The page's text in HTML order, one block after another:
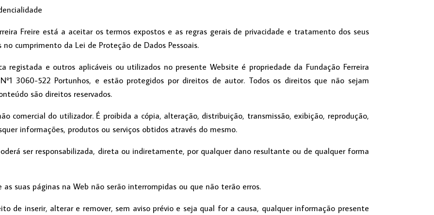
Freire está a aceitar os termos expostos e as regras gerais de privacidade e tratamento dos seus
cumprimento da Lei de Proteção de Dados Pessoais.
registada e outros aplicáveis ou utilizados no presente Website é propriedade da Fundação Ferreira
3060-522 Portunhos, e estão protegidos por direitos de autor. Todos os direitos que não sejam
são direitos reservados.
comercial do utilizador. É proibida a cópia, alteração, distribuição, transmissão, exibição, reprodução,
informações, produtos ou serviços obtidos através do mesmo.
ser responsabilizada, direta ou indiretamente, por qualquer dano resultante ou de qualquer forma
suas páginas na Web não serão interrompidas ou que não terão erros.
de inserir, alterar e remover, sem aviso prévio e seja qual for a causa, qualquer informação presente